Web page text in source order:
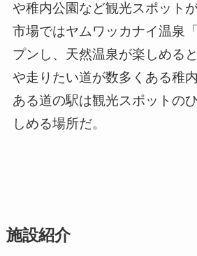
や稚内公園など観光スポット
市場ではヤムワッカナイ温泉
プンし、天然温泉が楽しめる
や走りたい道が数多くある稚
ある道の駅は観光スポットの
しめる場所だ。
施設紹介